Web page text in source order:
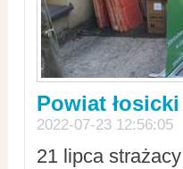
Powiat
2022-07-23 12:56:05
21 lipca